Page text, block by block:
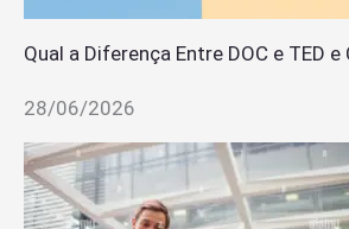
Qual a Diferença Entre DOC e TED
28/06/2026